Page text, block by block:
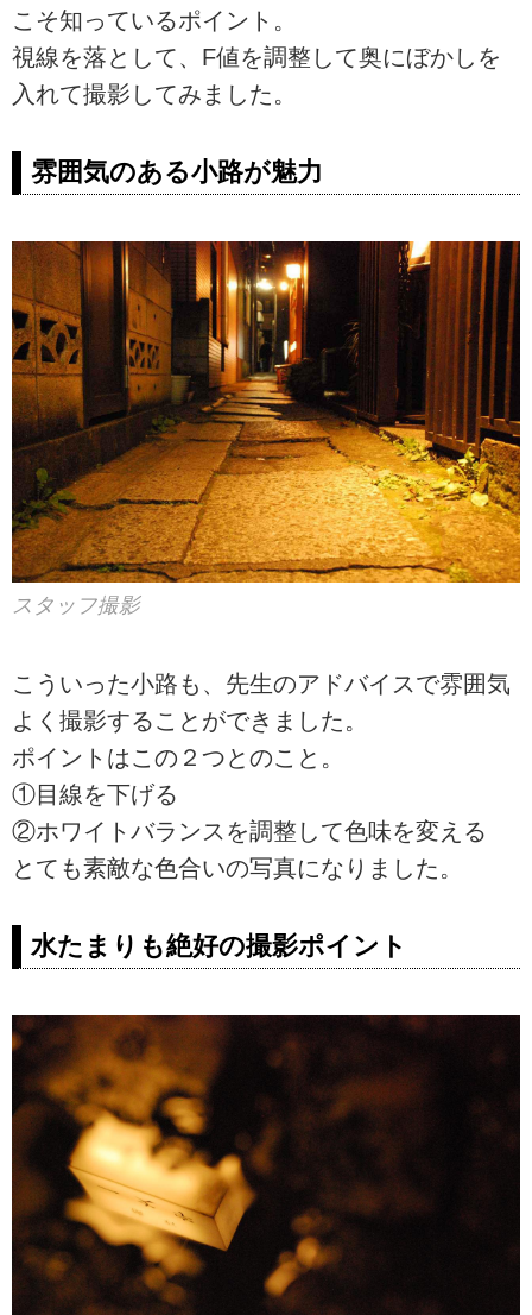
こそ知っているポイント。
視線を落として、F値を調整して奥にぼかしを
入れて撮影してみました。
雰囲気のある小路が魅力
スタッフ撮影
こういった小路も、先生のアドバイスで雰囲気
よく撮影することができました。
ポイントはこの２つとのこと。
①目線を下げる
②ホワイトバランスを調整して色味を変える
とても素敵な色合いの写真になりました。
水たまりも絶好の撮影ポイント